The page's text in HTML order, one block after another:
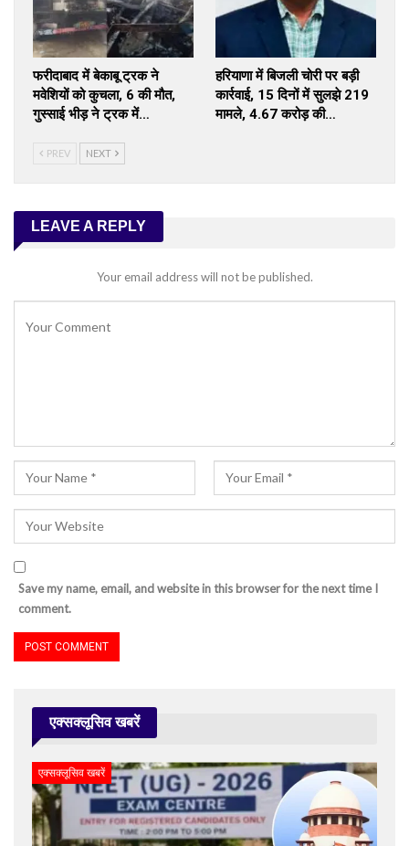
फरीदाबाद में बेकाबू ट्रक ने
मवेशियों को कुचला, 6 की मौत,
गुस्साई भीड़ ने ट्रक में…
हरियाणा में बिजली चोरी पर बड़ी
कार्रवाई, 15 दिनों में सुलझे 219
मामले, ₹4.67 करोड़ की…
PREV NEXT
LEAVE A REPLY
Your email address will not be published.
Save my name, email, and website in this browser for the next time I
comment.
एक्सक्लूसिव खबरें
एक्सक्लूसिव खबरें